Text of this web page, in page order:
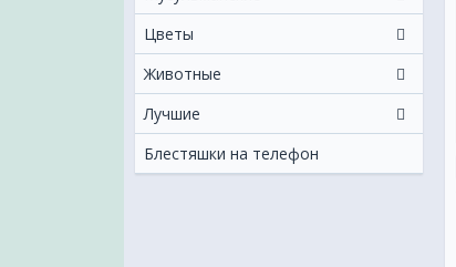
Цветы
Животные
Лучшие
Блестяшки на телефон